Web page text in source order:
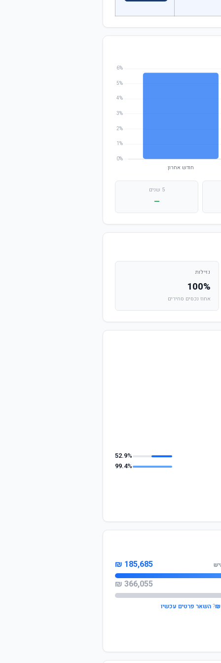
5 שנים
—
נזילות
100%
אחוז נכסים סחירים
52.9%
99.4%
185,685 ₪
366,055 ₪
?השאר פרטים עכשיו